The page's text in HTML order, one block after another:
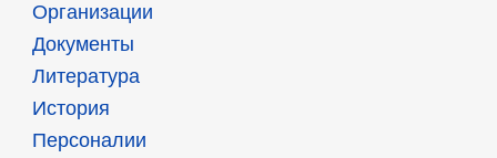
Организации
Документы
Литература
История
Персоналии